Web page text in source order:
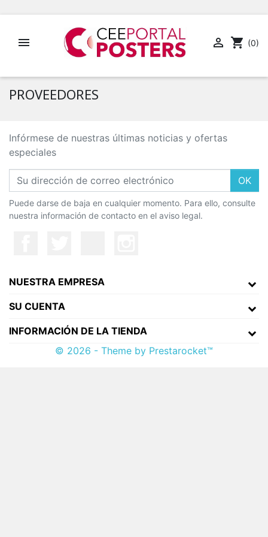
  shopping_cart (0)
PROVEEDORES
Infórmese de nuestras últimas noticias y ofertas
especiales
OK
Puede darse de baja en cualquier momento. Para ello, consulte
nuestra información de contacto en el aviso legal.
NUESTRA EMPRESA
SU CUENTA
INFORMACIÓN DE LA TIENDA
© 2026 - Theme by Prestarocket™